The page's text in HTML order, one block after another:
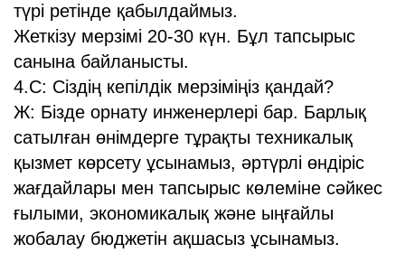
түрі ретінде қабылдаймыз.
Жеткізу мерзімі 20-30 күн. Бұл тапсырыс
санына байланысты.
4.С: Сіздің кепілдік мерзіміңіз қандай?
Ж: Бізде орнату инженерлері бар. Барлық
сатылған өнімдерге тұрақты техникалық
қызмет көрсету ұсынамыз, әртүрлі өндіріс
жағдайлары мен тапсырыс көлеміне сәйкес
ғылыми, экономикалық және ыңғайлы
жобалау бюджетін ақшасыз ұсынамыз.